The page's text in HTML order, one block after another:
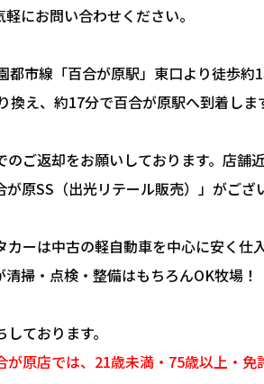
にお問い合わせください。
都市線「百合が原駅」東口より徒歩
え、約17分で百合が原駅へ到着しま
のご返却をお願いしております。店
原SS（出光リテール販売）」がござ
カーは中古の軽自動車を中心に安く
掃・点検・整備はもちろんOK牧場！
ております。
原店では、21歳未満・75歳以上・免